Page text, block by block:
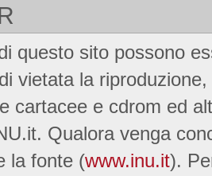
questo sito possono
vietata la
cartacee e cdrom ed
Qualora venga
la fonte (www.inu.it).